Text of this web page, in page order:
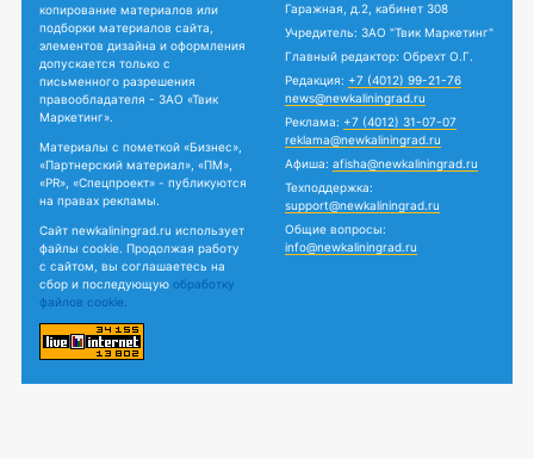
копирование материалов или
подборки материалов сайта,
элементов дизайна и оформления
допускается только с
письменного разрешения
правообладателя - ЗАО «Твик
Маркетинг».
Материалы с пометкой «Бизнес»,
«Партнерский материал», «ПМ»,
«PR», «Спецпроект» - публикуются
на правах рекламы.
Сайт newkaliningrad.ru использует
файлы cookie. Продолжая работу
с сайтом, вы соглашаетесь на
сбор и последующую обработку
файлов cookie.
Гаражная, д.2, кабинет 308
Учредитель: ЗАО "Твик Маркетинг"
Главный редактор: Обрехт О.Г.
Редакция: +7 (4012) 99-21-76
news@newkaliningrad.ru
Реклама: +7 (4012) 31-07-07
reklama@newkaliningrad.ru
Афиша: afisha@newkaliningrad.ru
Техподдержка:
support@newkaliningrad.ru
Общие вопросы:
info@newkaliningrad.ru